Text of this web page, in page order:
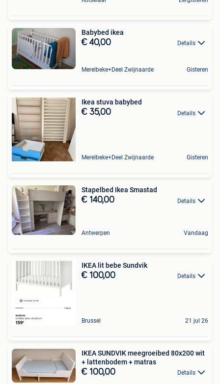
Babybed ikea
€ 40,00 Details
Merelbeke+Deel Zwijnaarde Gisteren
Ikea stuva babybed
€ 35,00 Details
Merelbeke+Deel Zwijnaarde Gisteren
Stapelbed Ikea Smastad
€ 140,00 Details
Antwerpen Vandaag
IKEA lit bebe Sundvik
€ 100,00 Details
Brussel 21 jul 26
IKEA SUNDVIK meegroeibed 80x200 wit
+ lattenbodem + matras
€ 100,00 Details